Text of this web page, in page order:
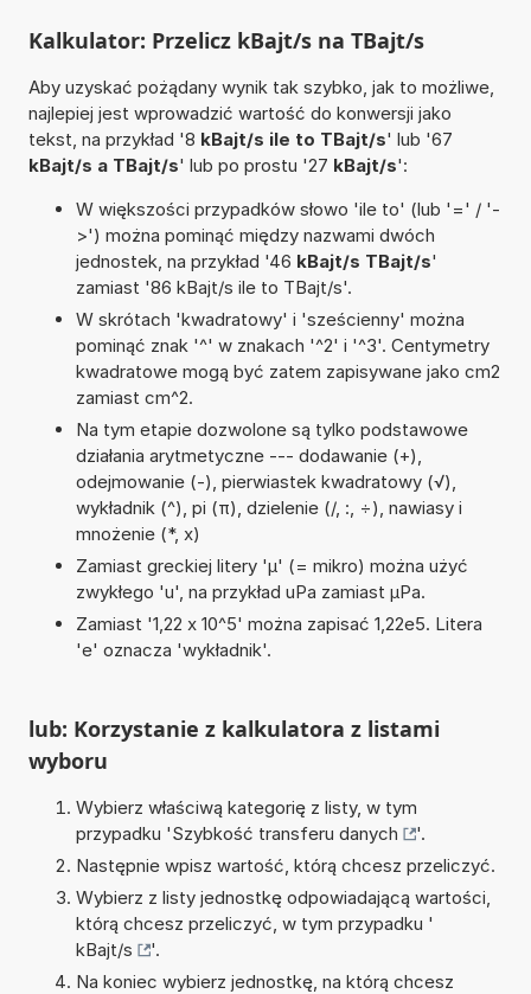
Kalkulator: Przelicz kBajt/s na TBajt/s
Aby uzyskać pożądany wynik tak szybko, jak to możliwe,
najlepiej jest wprowadzić wartość do konwersji jako
tekst, na przykład '8 kBajt/s ile to TBajt/s' lub '67
kBajt/s a TBajt/s' lub po prostu '27 kBajt/s':
W większości przypadków słowo 'ile to' (lub '=' / '-
>') można pominąć między nazwami dwóch
jednostek, na przykład '46 kBajt/s TBajt/s'
zamiast '86 kBajt/s ile to TBajt/s'.
W skrótach 'kwadratowy' i 'sześcienny' można
pominąć znak '^' w znakach '^2' i '^3'. Centymetry
kwadratowe mogą być zatem zapisywane jako cm2
zamiast cm^2.
Na tym etapie dozwolone są tylko podstawowe
działania arytmetyczne --- dodawanie (+),
odejmowanie (-), pierwiastek kwadratowy (√),
wykładnik (^), pi (π), dzielenie (/, :, ÷), nawiasy i
mnożenie (*, x)
Zamiast greckiej litery 'µ' (= mikro) można użyć
zwykłego 'u', na przykład uPa zamiast µPa.
Zamiast '1,22 x 10^5' można zapisać 1,22e5. Litera
'e' oznacza 'wykładnik'.
lub: Korzystanie z kalkulatora z listami
wyboru
Wybierz właściwą kategorię z listy, w tym
przypadku 'Szybkość transferu danych
'.
Następnie wpisz wartość, którą chcesz przeliczyć.
Wybierz z listy jednostkę odpowiadającą wartości,
którą chcesz przeliczyć, w tym przypadku '
kBajt/s
'.
Na koniec wybierz jednostkę, na którą chcesz